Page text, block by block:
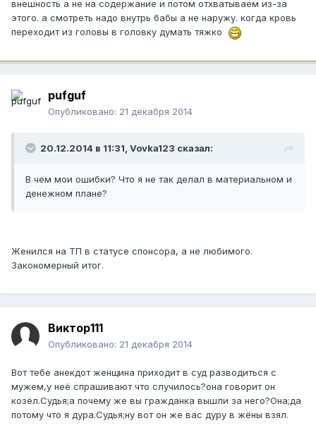
внешность а не на содержание и потом отхватываем из-за
этого. а смотреть надо внутрь бабы а не наружу. когда кровь
переходит из головы в головку думать тяжко
pufguf
Опубликовано: 21 декабря 2014
20.12.2014 в 11:31, Vovka123 сказал:
В чем мои ошибки? Что я не так делал в материальном и
денежном плане?
Женился на ТП в статусе спонсора, а не любимого.
Закономерный итог.
Виктор111
Опубликовано: 21 декабря 2014
Вот тебе анекдот женщина приходит в суд разводиться с
мужем,у неё спрашивают что случилось?она говорит он
козёл.Судья;а почему же вы гражданка вышли за него?Она;да
потому что я дура.Судья;ну вот он же вас дуру в жёны взял.